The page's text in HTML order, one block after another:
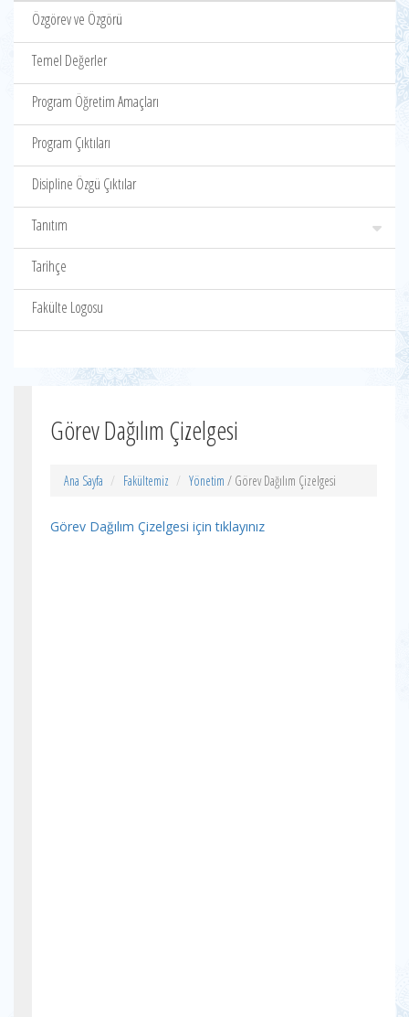
Özgörev ve Özgörü
Temel Değerler
Program Öğretim Amaçları
Program Çıktıları
Disipline Özgü Çıktılar
Tanıtım
Tarihçe
Fakülte Logosu
Görev Dağılım Çizelgesi
Ana Sayfa Fakültemiz Yönetim / Görev Dağılım Çizelgesi
Görev Dağılım Çizelgesi için tıklayınız